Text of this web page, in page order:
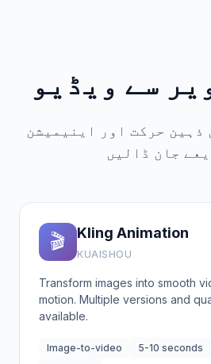
ذہین حرکت اور اینیمیشن
جان ڈالیں
🎬 Kling Animation
KUAISHOU
Transform images into smooth
motion. Multiple versions and
available.
Image-to-video 5-10 seconds